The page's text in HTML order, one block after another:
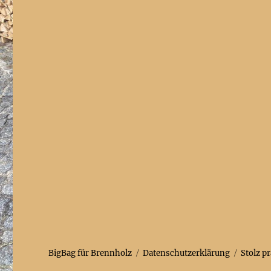
BigBag für Brennholz Datenschutzerklärung Stolz